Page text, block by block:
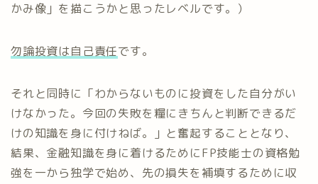
かみ像」を描こうかと思ったレベルです。）
勿論投資は自己責任です。
それと同時に「わからないものに投資をした自分がい
けなかった。今回の失敗を糧にきちんと判断できるだ
けの知識を身に付けねば。」と奮起することとなり、
結果、金融知識を身に着けるためにFP技能士の資格勉
強を一から独学で始め、先の損失を補填するために収